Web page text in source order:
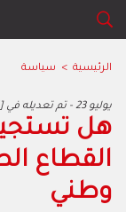
الرئيسية > سياسة
2024 يوليو 23 - تم تعديله في [التاريخ]
هل
القطاع
وطني